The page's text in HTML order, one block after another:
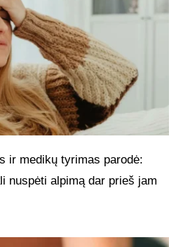
ir medikų tyrimas parodė:
nuspėti alpimą dar prieš jam